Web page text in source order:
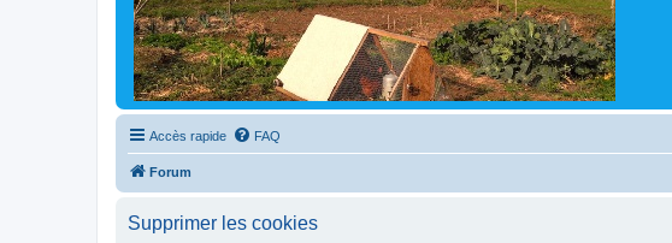
Accès rapide FAQ
Forum
Supprimer les cookies